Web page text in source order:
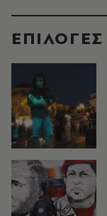
EΠΙΛΟΓΈΣ